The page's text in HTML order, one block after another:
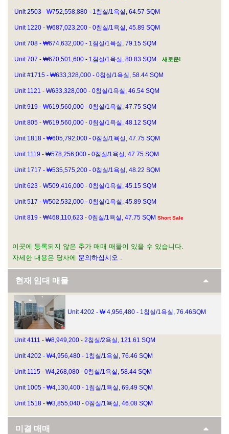
Unit 2503 - ₩752,558,880 - 1침실/1욕실, 64.57 SQM
Unit 1220 - ₩687,023,200 - 0침실/1욕실, 45.89 SQM
Unit 708 - ₩674,632,000 - 1침실/1욕실, 79.15 SQM
Unit 707 - ₩670,501,600 - 1침실/1욕실, 80.83 SQM 새로운!
Unit #1715 - ₩633,328,000 - 0침실/1욕실, 58.44 SQM
Unit 1121 - ₩633,328,000 - 0침실/1욕실, 46.54 SQM
Unit 919 - ₩619,560,000 - 0침실/1욕실, 47.75 SQM
Unit 805 - ₩619,560,000 - 0침실/1욕실, 48.12 SQM
Unit 1818 - ₩605,792,000 - 0침실/1욕실, 47.75 SQM
Unit 1119 - ₩578,256,000 - 0침실/1욕실, 47.75 SQM
Unit 1717 - ₩535,575,200 - 0침실/1욕실, 48.22 SQM
Unit 623 - ₩509,416,000 - 0침실/1욕실, 45.15 SQM
Unit 517 - ₩502,532,000 - 0침실/1욕실, 45.89 SQM
Unit 819 - ₩468,110,623 - 0침실/1욕실, 47.75 SQM Short Sale
이곳에 등록되지 않은 추가 매매 매물이 있을 수 있습니다.
자세한 내용은 당사에 문의하십시오 .
현재 임대 매물
Unit 4202 - ₩ 4,956,480 - 1침실/1욕실, 76.46SQM
Unit 4111 - ₩8,949,200 - 2침실/2욕실, 121.61 SQM
Unit 4202 - ₩4,956,480 - 1침실/1욕실, 76.46 SQM
Unit 1115 - ₩4,268,080 - 0침실/1욕실, 58.44 SQM
Unit 1005 - ₩4,130,400 - 1침실/1욕실, 69.49 SQM
Unit 1518 - ₩3,855,040 - 0침실/1욕실, 46.08 SQM
미결 매매